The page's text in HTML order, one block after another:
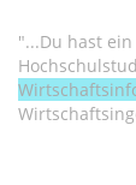
"...Du hast